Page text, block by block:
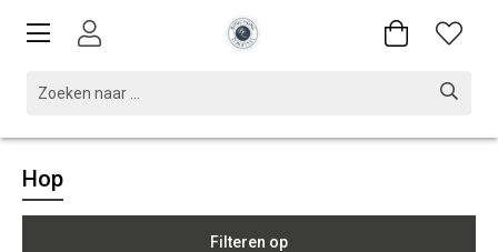
Hop
Filteren op